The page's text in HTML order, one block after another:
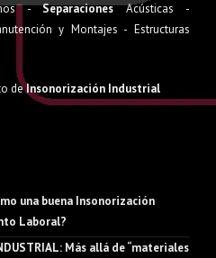
-SeparacionesAcústicas -
y Montajes - Estructuras
deInsonorización Industrial
una buena Insonorización
Laboral?
Más allá de “materiales